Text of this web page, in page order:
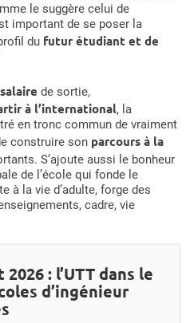
le suggère celui de
important de se poser la
du futur étudiant et de
salaire de sortie,
à l’international, la
en tronc commun de vraiment
construire son parcours à la
S’ajoute aussi le bonheur
de l’école qui fonde le
à la vie d’adulte, forge des
cadre, vie
: l’UTT dans le
d’ingénieur